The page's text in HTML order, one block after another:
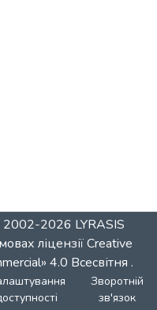
2002-2026 LYRASIS
ліцензіїCreative
4.0 Всесвітня .
Зворотній
зв'язок